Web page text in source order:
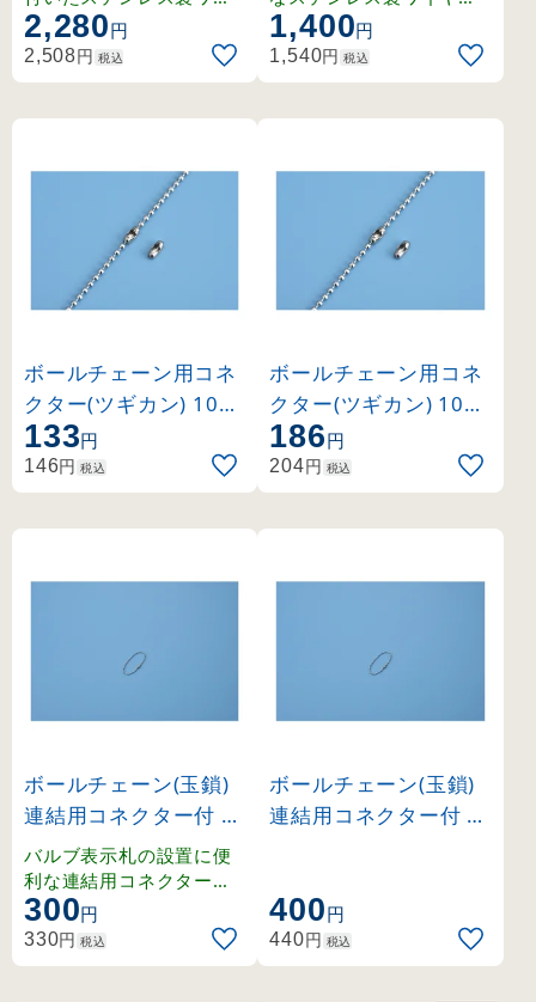
ヤー。バルブ表示札の設
置に最適。
2,280円
2,508円 税込
リング。バルブ表示札の
設置に便利。
1,400円
1,540円 税込
ボールチェーン用コネ
クター(ツギカン) 10個
組 金具03ー10 (13703
4)
133円
146円 税込
ボールチェーン用コネ
クター(ツギカン) 10個
組 金具03Sー10 (1370
35)
186円
204円 税込
ボールチェーン(玉鎖)
連結用コネクター付 真
ちゅう 150mm 5本1
組 (170008)
バルブ表示札の設置に便
利な連結用コネクター付
きボールチェーン。
300円
330円 税込
ボールチェーン(玉鎖)
連結用コネクター付 ス
400円
440円 税込